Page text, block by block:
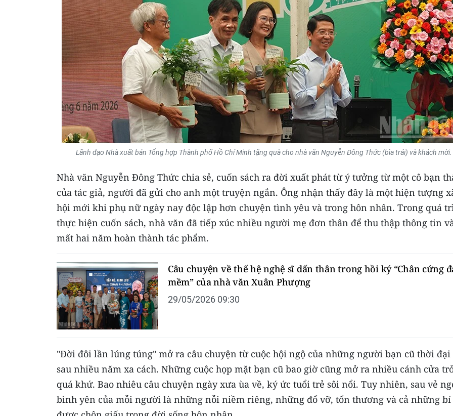
Lãnh đạo Nhà xuất bản Tổng hợp Thành phố Hồ Chí Minh tặng quà cho nhà văn Nguyễn Đông Thức (bìa trái) và khách mời.
Nhà văn Nguyễn Đông Thức chia sẻ, cuốn sách ra đời xuất phát từ ý tưởng từ một cô bạn
của tác giả, người đã gửi cho anh một truyện ngắn. Ông nhận thấy đây là một hiện tượng
hội mới khi phụ nữ ngày nay độc lập hơn chuyện tình yêu và trong hôn nhân. Trong quá
thực hiện cuốn sách, nhà văn đã tiếp xúc nhiều người mẹ đơn thân để thu thập thông tin
mất hai năm hoàn thành tác phẩm.
Câu chuyện về thế hệ nghệ sĩ dấn thân trong hồi ký “Chân cứng
mềm” của nhà văn Xuân Phượng
29/05/2026 09:30
"Đời đôi lần lúng túng" mở ra câu chuyện từ cuộc hội ngộ của những người bạn cũ thời đại
sau nhiều năm xa cách. Những cuộc họp mặt bạn cũ bao giờ cũng mở ra nhiều cánh cửa
quá khứ. Bao nhiêu câu chuyện ngày xưa ùa về, ký ức tuổi trẻ sôi nổi. Tuy nhiên, sau vẻ
bình yên của mỗi người là những nỗi niềm riêng, những đổ vỡ, tổn thương và cả những bí